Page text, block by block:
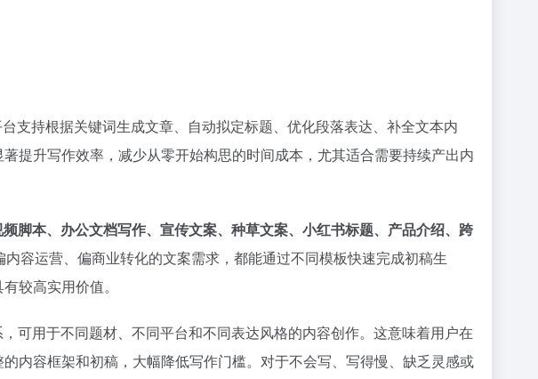
台支持根据关键词生成文章、自动拟定标题、优化段落表达、补全文本内
提升写作效率，减少从零开始构思的时间成本，尤其适合需要持续产出内
脚本、办公文档写作、宣传文案、种草文案、小红书标题、产品介绍、跨
容运营、偏商业转化的文案需求，都能通过不同模板快速完成初稿生
较高实用价值。
可用于不同题材、不同平台和不同表达风格的内容创作。这意味着用户在
内容框架和初稿，大幅降低写作门槛。对于不会写、写得慢、缺乏灵感或